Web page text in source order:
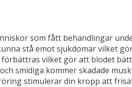
som fått behandlingar
stå emot sjukdomar vilket
vilket gör att blodet
smidiga kommer skadade
stimulerar din kropp att